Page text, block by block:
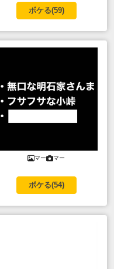
ボケる(59)
マー マー
ボケる(54)